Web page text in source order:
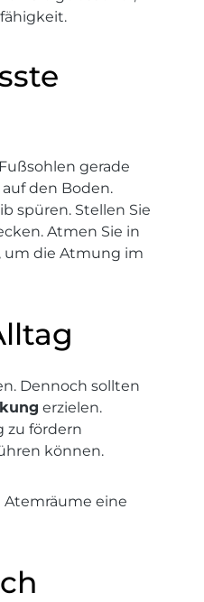
gerade
den Boden.
spüren. Stellen Sie
Atmen Sie in
um die Atmung im
Dennoch sollten
erzielen.
zu fördern
können.
eine